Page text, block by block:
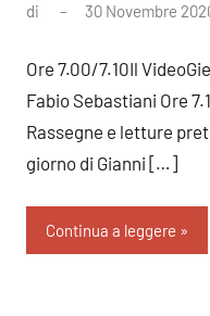
di 30 Novembre
Ore 7.00/7.10Il
Fabio Sebastiani Ore
Rassegne e letture
giorno di Gianni […]
Continua a leggere